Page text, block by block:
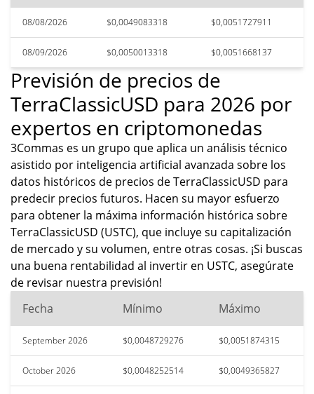
08/08/2026 $0,0049083318 $0,0051727911
08/09/2026 $0,0050013318 $0,0051668137
Previsión de precios de
TerraClassicUSD para 2026 por
expertos en criptomonedas
3Commas es un grupo que aplica un análisis técnico
asistido por inteligencia artificial avanzada sobre los
datos históricos de precios de TerraClassicUSD para
predecir precios futuros. Hacen su mayor esfuerzo
para obtener la máxima información histórica sobre
TerraClassicUSD (USTC), que incluye su capitalización
de mercado y su volumen, entre otras cosas. ¡Si buscas
una buena rentabilidad al invertir en USTC, asegúrate
de revisar nuestra previsión!
Fecha
Mínimo Máximo
September 2026 $0,0048729276 $0,0051874315
October 2026 $0,0048252514 $0,0049365827